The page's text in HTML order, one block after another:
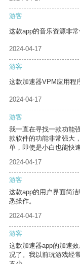
游客
这款app的音乐资源非
2024-04-17
游客
这款加速器VPM应用程
2024-04-17
游客
我一直在寻找一款功能
款软件的功能非常强大
单，即使是小白也能快
2024-04-17
游客
这款app的用户界面简
悉操作。
2024-04-17
游客
这款加速器app的加速
况了。我以前玩游戏经